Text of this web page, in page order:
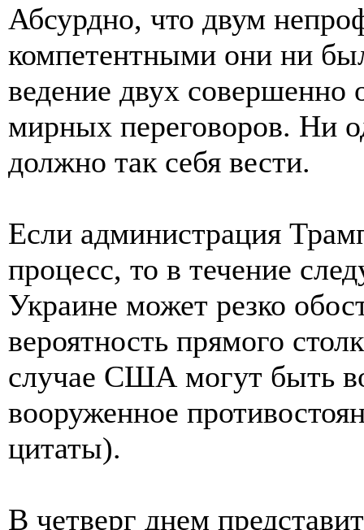
Абсурдно, что двум
компетентными они ни
ведение двух
мирных переговоров. Ни
должно так себя вести.
Если администрация
процесс, то в течение
Украине может резко
вероятность прямого
случае США могут быть
вооруженное
цитаты).
В четверг днем